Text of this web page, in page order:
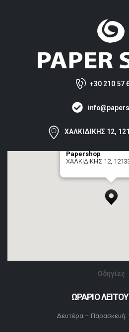
+30 210 57
ΧΑΛΚΙΔΙΚΗΣ 12,
Papershop
ΧΑΛΚΙΔΙΚΗΣ 12,
Οδηγίες
ΩΡΑΡΙΟ
Δευτέρα – Παρασκευή: